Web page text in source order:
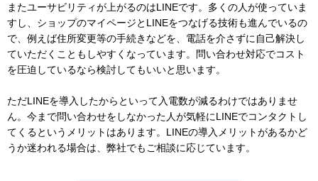
またユーサビリティが上がるのはLINEです。多くの人が使っていま
すし、ショップのマイページとLINEをつなげる技術も進んでいるの
で、例えば住所変更等の手続きなどを、電話を介さずに自己解決し
ていただくこともしやすくなっています。問い合わせ対応でコスト
を圧迫しているなら検討してもいいと思います。
ただLINEを導入したからといって入電数が減るわけではありませ
ん。今まで問い合わせをしなかった人が気軽にLINEでコンタクトし
てくるというメリットはあります。LINEの導入メリットがあるかど
うか迷われる場合は、弊社でもご相談に応じています。